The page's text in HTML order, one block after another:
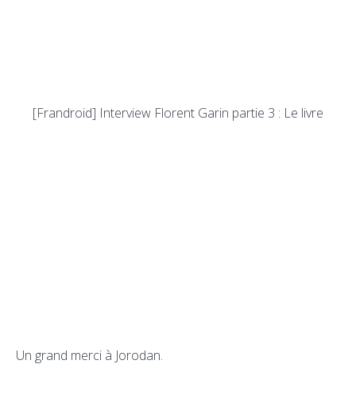
[Frandroid] Interview Florent Garin partie 3 : Le livre
Un grand merci à Jorodan.